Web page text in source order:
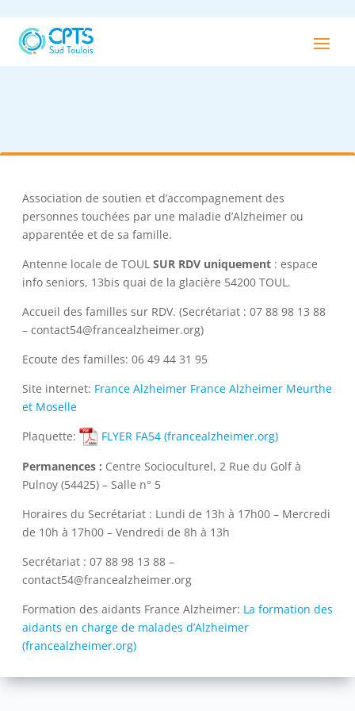
Association de soutien et d’accompagnement des
personnes touchées par une maladie d’Alzheimer ou
apparentée et de sa famille.
Antenne locale de TOUL SUR RDV uniquement : espace
info seniors, 13bis quai de la glacière 54200 TOUL.
Accueil des familles sur RDV. (Secrétariat : 07 88 98 13 88
– contact54@francealzheimer.org)
Ecoute des familles: 06 49 44 31 95
Site internet: France Alzheimer France Alzheimer Meurthe
et Moselle
Plaquette:
FLYER FA54 (francealzheimer.org)
Permanences : Centre Socioculturel, 2 Rue du Golf à
Pulnoy (54425) – Salle n° 5
Horaires du Secrétariat : Lundi de 13h à 17h00 – Mercredi
de 10h à 17h00 – Vendredi de 8h à 13h
Secrétariat : 07 88 98 13 88 –
contact54@francealzheimer.org
Formation des aidants France Alzheimer: La formation des
aidants en charge de malades d’Alzheimer
(francealzheimer.org)